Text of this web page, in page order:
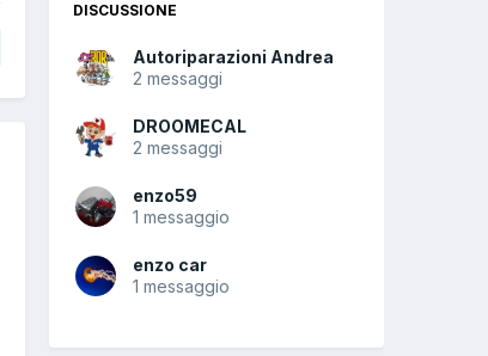
DISCUSSIONE
Autoriparazioni Andrea
2 messaggi
DROOMECAL
2 messaggi
enzo59
1 messaggio
enzo car
1 messaggio